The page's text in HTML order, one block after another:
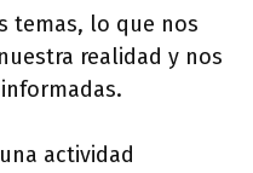
temas, lo que nos
realidad y nos
actividad